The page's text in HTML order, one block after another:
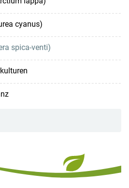
cyanus)
spica-venti)